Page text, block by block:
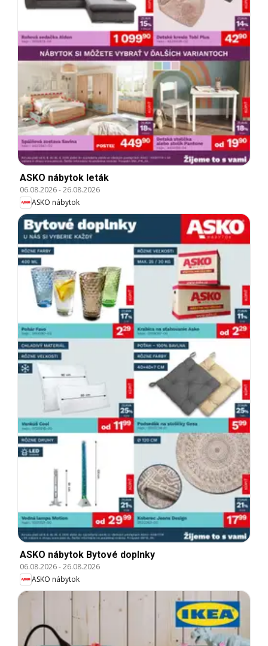
ASKO nábytok leták
06.08.2026-26.08.2026
ASKO nábytok
ASKO nábytok Bytové doplnky
06.08.2026-26.08.2026
ASKO nábytok